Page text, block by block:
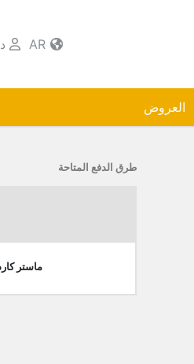
العروض
طرق الدفع المتاحة
ماستر